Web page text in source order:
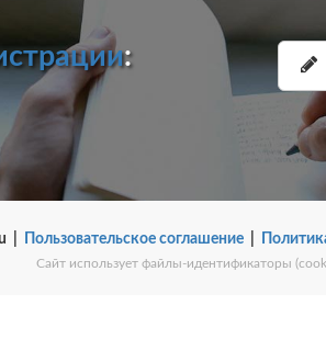
:
| Пользовательское соглашение|
Сайт использует файлы-идентификаторы